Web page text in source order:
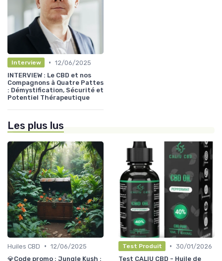
Interview • 12/06/2025
INTERVIEW : Le CBD et nos
Compagnons à Quatre Pattes
: Démystification, Sécurité et
Potentiel Thérapeutique
Les plus lus
Huiles CBD • 12/06/2025
💎Code promo : Jungle Kush :
Test Produit • 30/01/2026
Test CALIU CBD - Huile de